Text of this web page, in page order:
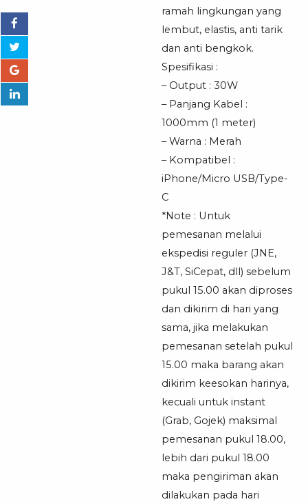
ramah lingkungan yang
lembut, elastis, anti tarik
dan anti bengkok.
Spesifikasi :
– Output : 30W
– Panjang Kabel :
1000mm (1 meter)
– Warna : Merah
– Kompatibel :
iPhone/Micro USB/Type-
C
*Note : Untuk
pemesanan melalui
ekspedisi reguler (JNE,
J&T, SiCepat, dll) sebelum
pukul 15.00 akan diproses
dan dikirim di hari yang
sama, jika melakukan
pemesanan setelah pukul
15.00 maka barang akan
dikirim keesokan harinya,
kecuali untuk instant
(Grab, Gojek) maksimal
pemesanan pukul 18.00,
lebih dari pukul 18.00
maka pengiriman akan
dilakukan pada hari